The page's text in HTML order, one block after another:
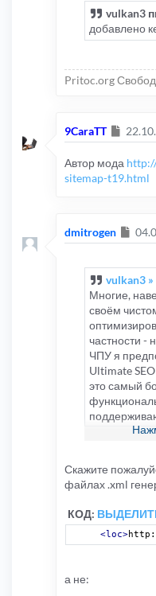
vulkan3
добавлено
Pritoc.org
9CaraTT
Автор мода
sitemap-t19.html
dmitrogen
vulkan3 »
Многие,
своём
частности -
ЧПУ я
Ultimate
это самый
сайта. Была
самого
заточена
поисковики
этот мод
Скажите
файлах .xml
КОД:
<loc>
а не: